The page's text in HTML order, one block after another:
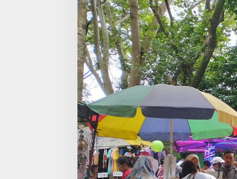
V
E
L
O
D
R
O
M
E
A
W
O
J
A
J
A